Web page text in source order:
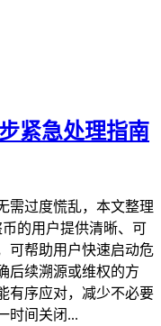
紧急处理指南
需过度慌乱，本文整理
的用户提供清晰、可
可帮助用户快速启动危
后续溯源或维权的方
有序应对，减少不必要
时间关闭...